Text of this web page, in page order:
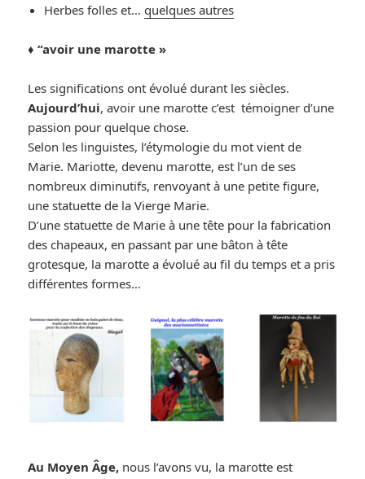
Herbes folles et… quelques autres
♦️ “avoir une marotte »
Les significations ont évolué durant les siècles.
Aujourd’hui, avoir une marotte c’est témoigner d’une
passion pour quelque chose.
Selon les linguistes, l’étymologie du mot vient de
Marie. Mariotte, devenu marotte, est l’un de ses
nombreux diminutifs, renvoyant à une petite figure,
une statuette de la Vierge Marie.
D’une statuette de Marie à une tête pour la fabrication
des chapeaux, en passant par une bâton à tête
grotesque, la marotte a évolué au fil du temps et a pris
différentes formes…
Au Moyen Âge, nous l’avons vu, la marotte est